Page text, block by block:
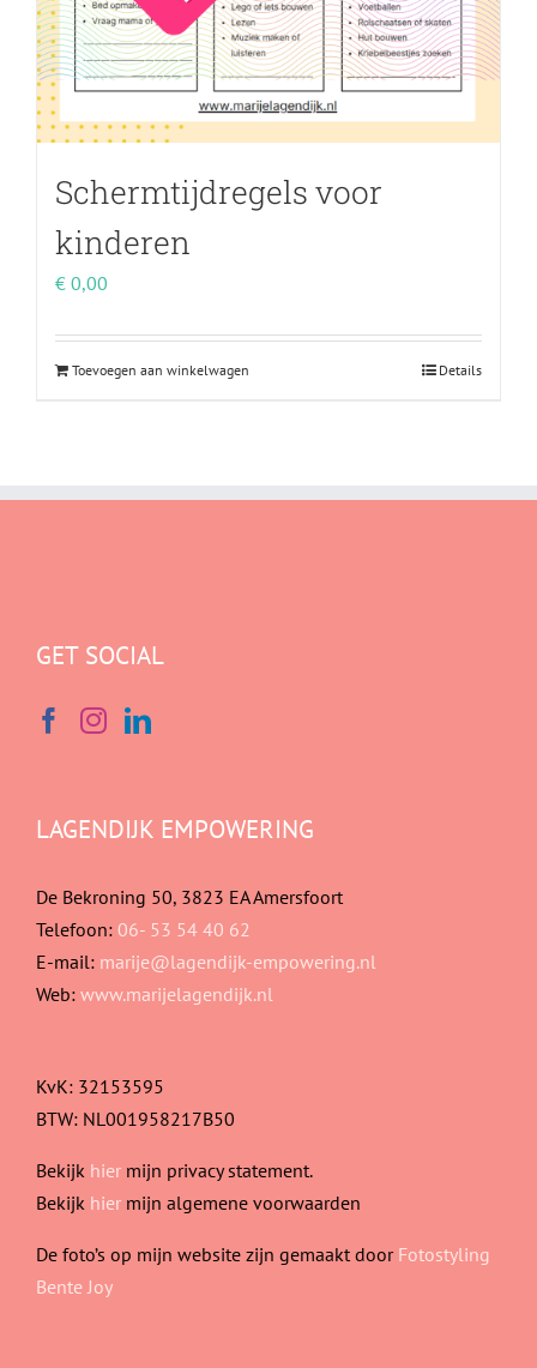
Schermtijdregels voor
kinderen
€ 0,00
Toevoegen aan winkelwagen Details
GET SOCIAL
LAGENDIJK EMPOWERING
De Bekroning 50, 3823 EA Amersfoort
Telefoon: 06- 53 54 40 62
E-mail: marije@lagendijk-empowering.nl
Web: www.marijelagendijk.nl
KvK: 32153595
BTW: NL001958217B50
Bekijk hier mijn privacy statement.
Bekijk hier mijn algemene voorwaarden
De foto’s op mijn website zijn gemaakt door Fotostyling
Bente Joy